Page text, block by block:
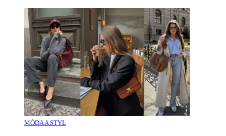
MÓDA A STYL